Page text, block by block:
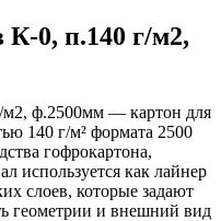
К-0, п.140 г/м2,
м2, ф.2500мм — картон для
140 г/м² формата 2500
гофрокартона,
используется как лайнер
слоев, которые задают
геометрии и внешний вид